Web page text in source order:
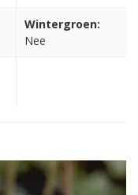
Wintergroen:
Nee